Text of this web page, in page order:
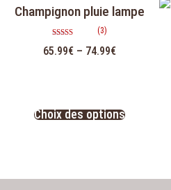
Champignon pluie lampe
5.00
(3)
65.99€ – 74.99€
Choix des options